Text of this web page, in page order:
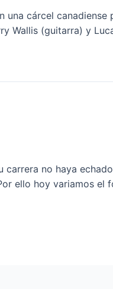
cárcel
Wallis (guitarra) y
no haya
ello hoy variamos